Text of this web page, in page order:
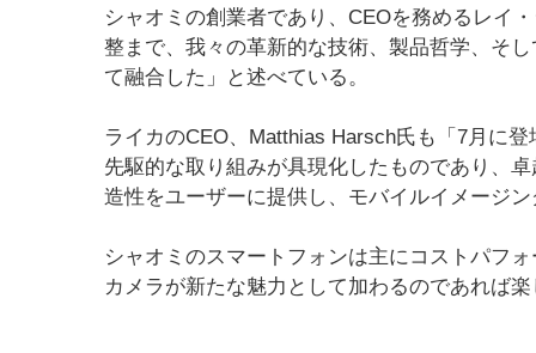
シャオミの創業者であり、CEOを務めるレイ
整まで、我々の革新的な技術、製品哲学、そ
て融合した」と述べている。
ライカのCEO、Matthias Harsch氏も「7月に
先駆的な取り組みが具現化したものであり、
造性をユーザーに提供し、モバイルイメージ
シャオミのスマートフォンは主にコストパフ
カメラが新たな魅力として加わるのであれば楽